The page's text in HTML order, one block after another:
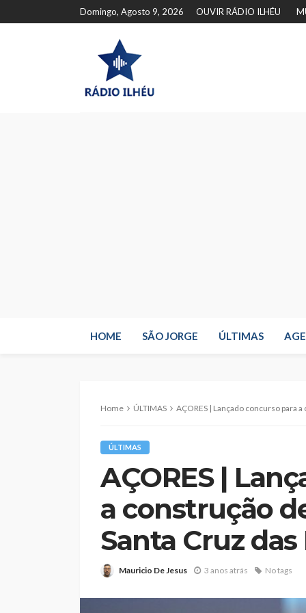
Domingo, Agosto 9, 2026 OUVIR RÁDIO ILHÉU
HOME SÃO JORGE ÚLTIMAS
Home ÚLTIMAS AÇORES | Lançado concurso para a
ÚLTIMAS
AÇORES |
a construção
Santa Cruz das
Mauricio De Jesus 3 anos atrás No tags